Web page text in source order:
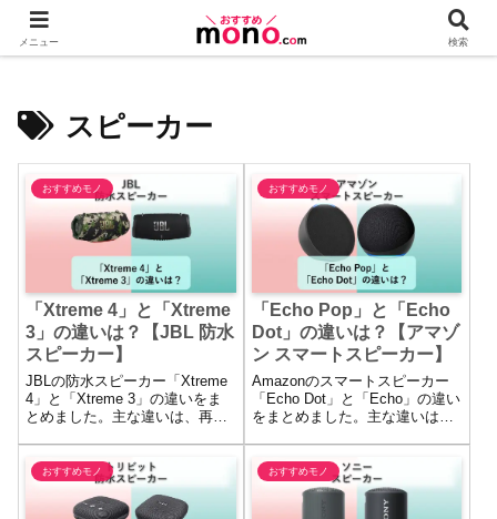
スピーカー
おすすめモノ
「Xtreme 4」と「Xtreme
3」の違いは？【JBL 防水
スピーカー】
JBLの防水スピーカー「Xtreme
4」と「Xtreme 3」の違いをま
とめました。主な違いは、再生
Auracast対応・AI Sound Boost
や有線入力の有無の違いにあり
おすすめモノ
「Echo Pop」と「Echo
Dot」の違いは？【アマゾ
ン スマートスピーカー】
Amazonのスマートスピーカー
「Echo Dot」と「Echo」の違い
をまとめました。主な違いは、
ります。
おすすめモノ おすすめモノ
メニュー 検索